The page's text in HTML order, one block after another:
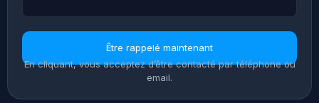
Être rappelé maintenant
En cliquant, vous acceptez d’être contacté par téléphone ou
email.